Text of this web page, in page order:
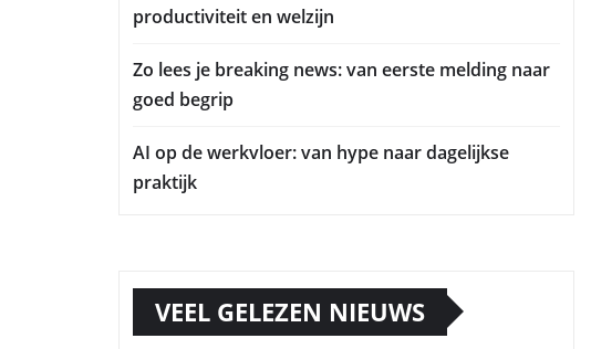
productiviteit en welzijn
Zo lees je breaking news: van eerste melding naar
goed begrip
AI op de werkvloer: van hype naar dagelijkse
praktijk
VEEL GELEZEN NIEUWS